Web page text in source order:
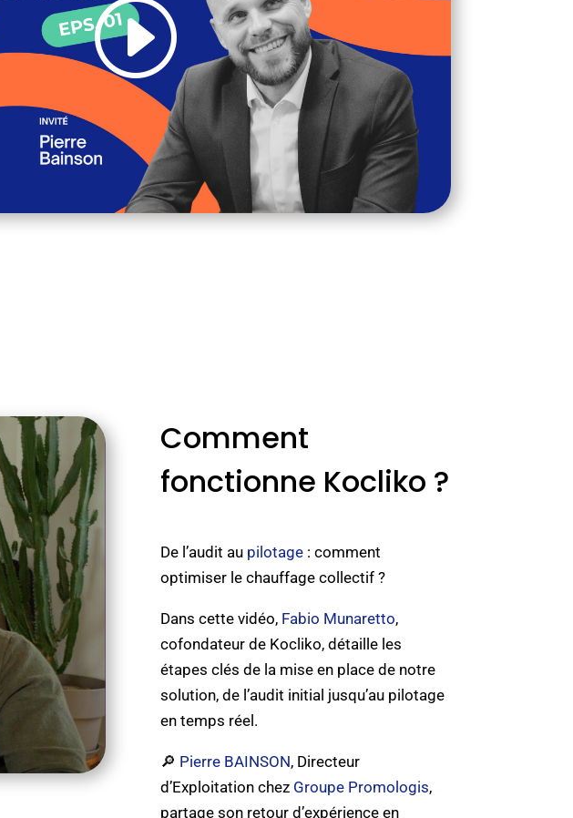
Comment
fonctionne Kocliko ?
De l’audit au pilotage: comment
optimiser le chauffage collectif ?
Dans cette vidéo, Fabio Munaretto,
cofondateur de Kocliko, détaille les
étapes clés de la mise en place de notre
solution, de l’audit initial jusqu’au pilotage
en temps réel.
🔎 Pierre BAINSON, Directeur
d’Exploitation chez Groupe Promologis,
partage son retour d’expérience en